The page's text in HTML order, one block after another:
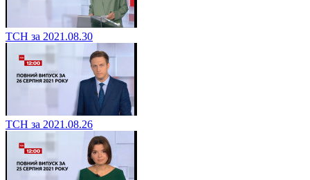
ТСН за 2021.08.30
ТСН за 2021.08.26